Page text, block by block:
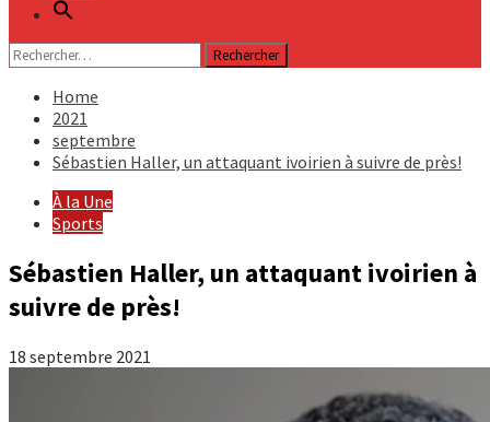
Rechercher :
Home
2021
septembre
Sébastien Haller, un attaquant ivoirien à suivre de près!
À la Une
Sports
Sébastien Haller, un attaquant ivoirien à
suivre de près!
18 septembre 2021